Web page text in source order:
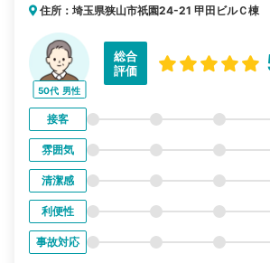
住所：埼玉県狭山市祇園24-21 甲田ビルＣ棟
50代 男性
総合
評価
接客
雰囲気
清潔感
利便性
事故対応